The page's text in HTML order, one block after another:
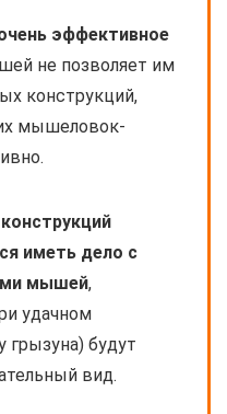
эффективное
не позволяет им
конструкций,
мышеловок-
иметь дело с
мышей,
удачном
грызуна) будут
вид.